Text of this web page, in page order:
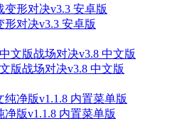
对决v3.3 安卓版
版战场对决v3.8 中文版
版v1.1.8 内置菜单版